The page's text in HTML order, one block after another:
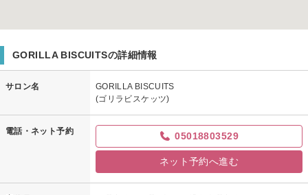
GORILLA BISCUITSの詳細情報
サロン名
GORILLA BISCUITS
(ゴリラビスケッツ)
電話・ネット予約 05018803529
ネット予約へ進む